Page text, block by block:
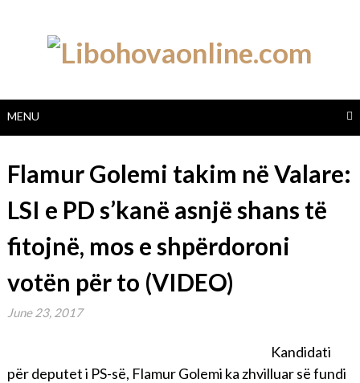
MENU
Flamur Golemi takim në Valare:
LSI e PD s’kanë asnjë shans të
fitojnë, mos e shpërdoroni
votën për to (VIDEO)
June 23, 2017
Kandidati
për deputet i PS-së, Flamur Golemi ka zhvilluar së fundi